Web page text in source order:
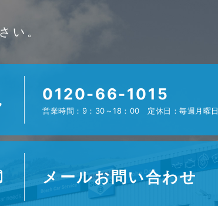
い。
0120-66-1015
営業時間：9：30～18：00 定休日：毎週月曜日
メールお問い合わせ